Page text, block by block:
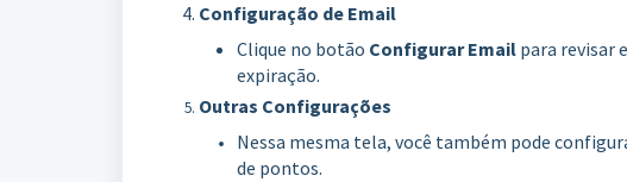
Configuração de Email
Clique no botão Configurar Email para revisar
expiração.
Outras Configurações
Nessa mesma tela, você também pode
de pontos.